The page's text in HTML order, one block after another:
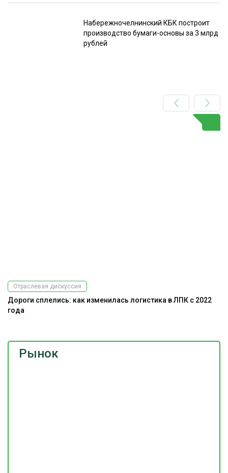
Набережночелнинский КБК построит
производство бумаги-основы за 3 млрд
рублей
Рынок
Отраслевая дискуссия
Дороги сплелись: как изменилась логистика в ЛПК с 2022
года